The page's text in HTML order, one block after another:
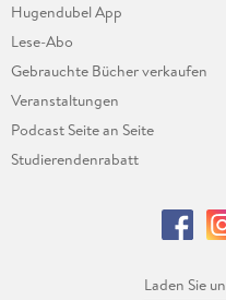
Hugendubel App
Lese-Abo
Gebrauchte Bücher verkaufen
Veranstaltungen
Podcast Seite an Seite
Studierendenrabatt
Laden Sie